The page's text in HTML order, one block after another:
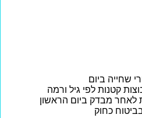
שחייה ביום
קטנות לפי גיל ורמה
לאחר מבדק ביום הראשון
כחוק